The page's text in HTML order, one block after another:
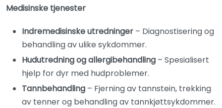
Medisinske tjenester
Indremedisinske utredninger – Diagnostisering og
behandling av ulike sykdommer.
Hudutredning og allergibehandling – Spesialisert
hjelp for dyr med hudproblemer.
Tannbehandling – Fjerning av tannstein, trekking
av tenner og behandling av tannkjøttsykdommer.